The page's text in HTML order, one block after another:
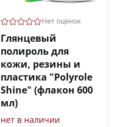
Нет оценок
Глянцевый
полироль для
кожи, резины и
пластика "Polyrole
Shine" (флакон 600
мл)
нет в наличии